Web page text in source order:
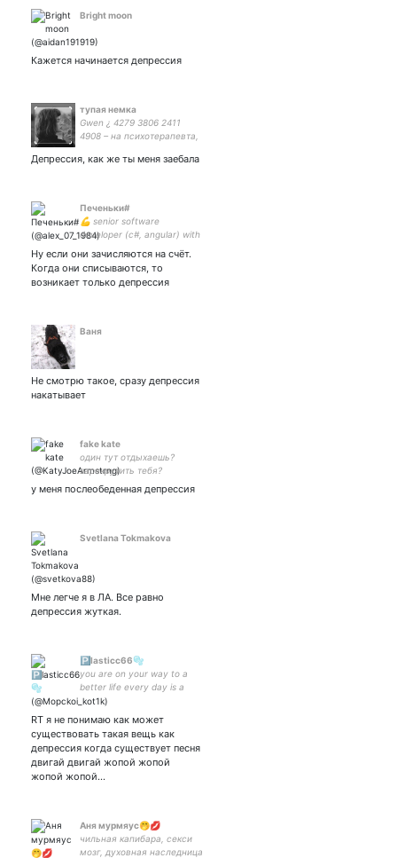
Bright moon
Кажется начинается депрессия
тупая немка
Gwen ¿ 4279 3806 2411
4908 – на психотерапевта,
Депрессия, как же ты меня заебала
Печеньки#
💪 senior software
developer (c#, angular) with
experience. I love books,
computer games, new
technology and activity
Ну если они зачисляются на счёт.
Когда они списываются, то
возникает только депрессия
Ваня
Не смотрю такое, сразу депрессия
накатывает
fake kate
один тут отдыхаешь?
зарекрутить тебя?
у меня послеобеденная депрессия
Svetlana Tokmakova
Мне легче я в ЛА. Все равно
депрессия жуткая.
🅿️lasticc66🫧
you are on your way to a
better life every day is a
small victory
RT я не понимаю как может
существовать такая вещь как
депрессия когда существует песня
двигай двигай жопой жопой
жопой жопой…
Аня мурмяус🤭💋
чильная капибара, секси
мозг, духовная наследница